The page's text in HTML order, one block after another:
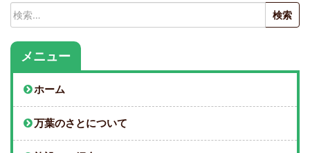
検
索:
メニュー
ホーム
万葉のさとについて